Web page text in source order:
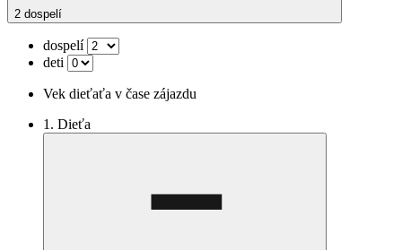
2 dospelí
dospelí
deti
Vek dieťaťa v čase zájazdu
1. Dieťa